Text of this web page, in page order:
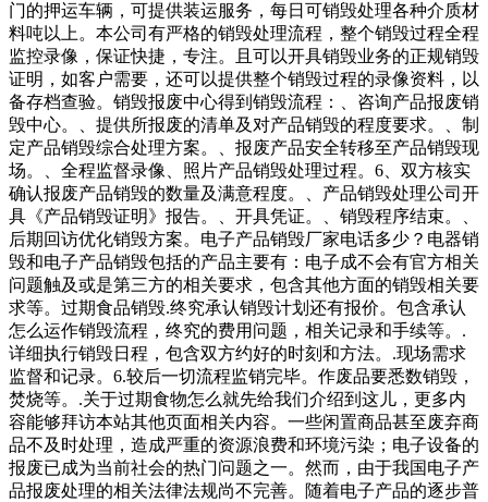
门的押运车辆，可提供装运服务，每日可销毁处理各种介质材
料吨以上。本公司有严格的销毁处理流程，整个销毁过程全程
监控录像，保证快捷，专注。且可以开具销毁业务的正规销毁
证明，如客户需要，还可以提供整个销毁过程的录像资料，以
备存档查验。销毁报废中心得到销毁流程：、咨询产品报废销
毁中心。、提供所报废的清单及对产品销毁的程度要求。、制
定产品销毁综合处理方案。、报废产品安全转移至产品销毁现
场。、全程监督录像、照片产品销毁处理过程。6、双方核实
确认报废产品销毁的数量及满意程度。、产品销毁处理公司开
具《产品销毁证明》报告。、开具凭证。、销毁程序结束。、
后期回访优化销毁方案。电子产品销毁厂家电话多少？电器销
毁和电子产品销毁包括的产品主要有：电子成不会有官方相关
问题触及或是第三方的相关要求，包含其他方面的销毁相关要
求等。过期食品销毁.终究承认销毁计划还有报价。包含承认
怎么运作销毁流程，终究的费用问题，相关记录和手续等。.
详细执行销毁日程，包含双方约好的时刻和方法。.现场需求
监督和记录。6.较后一切流程监销完毕。作废品要悉数销毁，
焚烧等。.关于过期食物怎么就先给我们介绍到这儿，更多内
容能够拜访本站其他页面相关内容。一些闲置商品甚至废弃商
品不及时处理，造成严重的资源浪费和环境污染；电子设备的
报废已成为当前社会的热门问题之一。然而，由于我国电子产
品报废处理的相关法律法规尚不完善。随着电子产品的逐步普